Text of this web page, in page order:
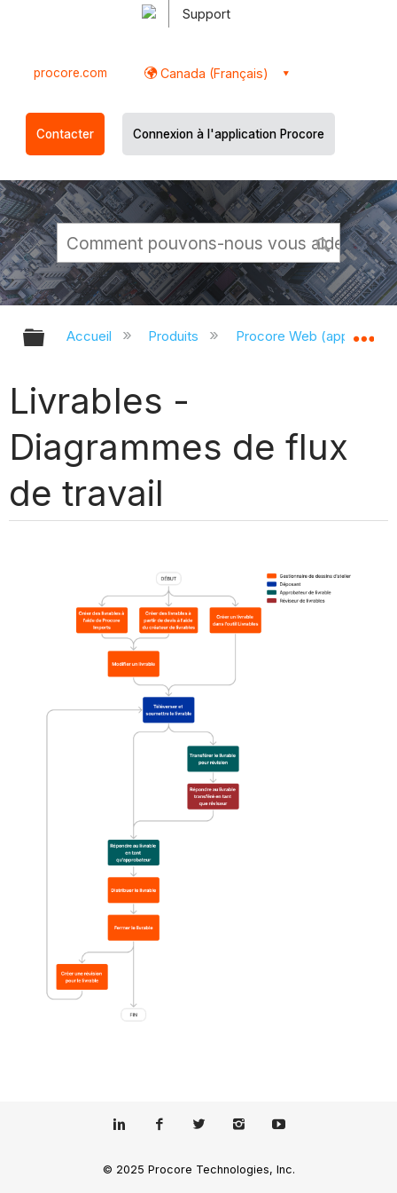
Support
procore.com Canada (Français)
Contacter Connexion à l'application Procore
Développer/réduire la hiérarchie
Accueil Produits Procore Web
Livrables -
Diagrammes de flux
de travail
© 2025 Procore Technologies, Inc.